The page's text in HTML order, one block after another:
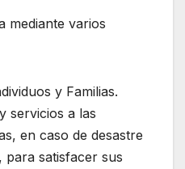
mediante varios
y Familias.
servicios a las
en caso de desastre
para satisfacer sus